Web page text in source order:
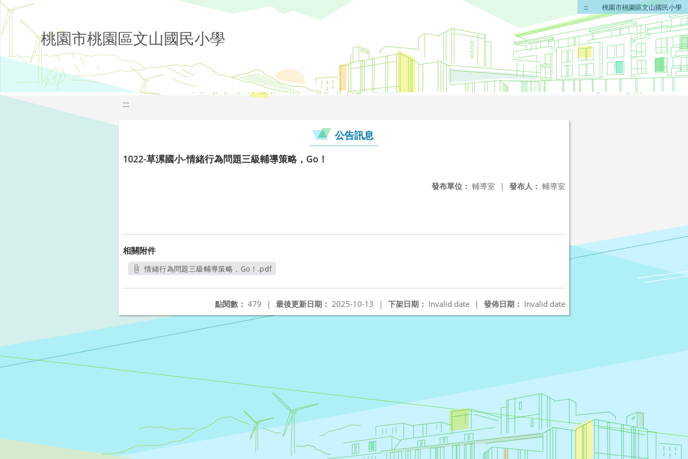
::: 桃園市桃園區文山國民小學
桃園市桃園區文山國民小學
:::
公告訊息
1022-草漯國小-情緒行為問題三級輔導策略，Go！
發布人： 輔導室
發布單位： 輔導室 |
相關附件
情緒行為問題三級輔導策略，Go！.pdf
發佈日期： Invalid date
下架日期： Invalid date |
最後更新日期： 2025-10-13 |
點閱數： 479 |